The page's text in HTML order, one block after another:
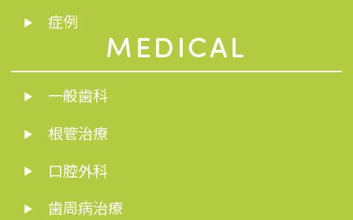
症例
MEDICAL
一般歯科
根管治療
口腔外科
歯周病治療